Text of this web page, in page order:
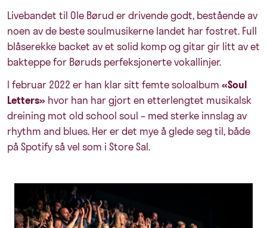
Livebandet til Ole Børud er drivende godt, bestående av
noen av de beste soulmusikerne landet har fostret. Full
blåserekke backet av et solid komp og gitar gir litt av et
bakteppe for Børuds perfeksjonerte vokallinjer.
I februar 2022 er han klar sitt femte soloalbum «Soul
Letters» hvor han har gjort en etterlengtet musikalsk
dreining mot old school soul – med sterke innslag av
rhythm and blues. Her er det mye å glede seg til, både
på Spotify så vel som i Store Sal.